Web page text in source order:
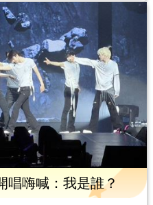
嗨喊：我是誰？